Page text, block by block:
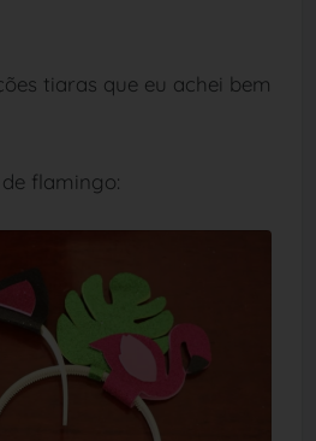
tiaras que eu achei bem
flamingo: